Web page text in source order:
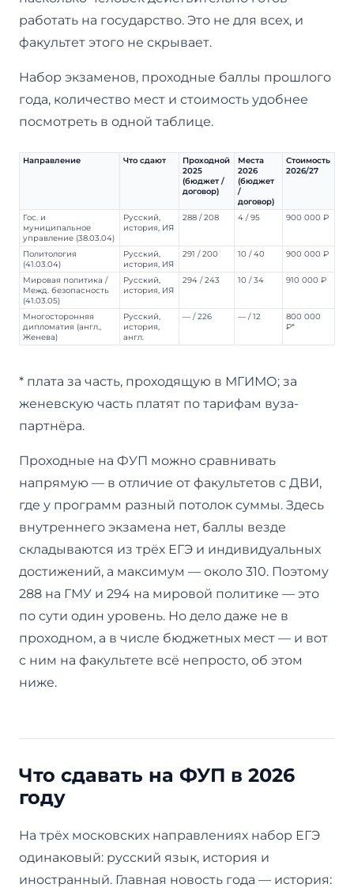
работать на государство. Это не для всех, и
факультет этого не скрывает.
Набор экзаменов, проходные баллы прошлого
года, количество мест и стоимость удобнее
посмотреть в одной таблице.
Направление Что сдают
Проходной
2025
(бюджет /
договор)
Места
2026
(бюджет
/
договор)
Стоимость
2026/27
Гос. и
муниципальное
управление (38.03.04)
Русский,
история, ИЯ
288 / 208 4 / 95 900 000 ₽
Политология
(41.03.04)
Русский,
история, ИЯ
291 / 200 10 / 40 900 000 ₽
Мировая политика /
Межд. безопасность
(41.03.05)
Русский,
история, ИЯ
294 / 243 10 / 34 910 000 ₽
Многосторонняя
дипломатия (англ.,
Женева)
Русский,
история,
англ.
— / 226 — / 12
800 000
₽*
* плата за часть, проходящую в МГИМО; за
женевскую часть платят по тарифам вуза-
партнёра.
Проходные на ФУП можно сравнивать
напрямую — в отличие от факультетов с ДВИ,
где у программ разный потолок суммы. Здесь
внутреннего экзамена нет, баллы везде
складываются из трёх ЕГЭ и индивидуальных
достижений, а максимум — около 310. Поэтому
288 на ГМУ и 294 на мировой политике — это
по сути один уровень. Но дело даже не в
проходном, а в числе бюджетных мест — и вот
с ним на факультете всё непросто, об этом
ниже.
Что сдавать на ФУП в 2026
году
На трёх московских направлениях набор ЕГЭ
одинаковый: русский язык, история и
иностранный. Главная новость года — история: